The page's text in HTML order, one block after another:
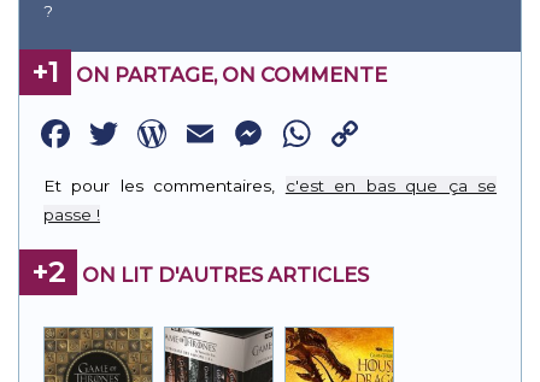
?
+1 ON PARTAGE, ON COMMENTE
Facebook
Twitter
WordPress
EmailMessenger
WhatsApp
Link
Et pour les commentaires, c'est en bas que ça se
passe !
+2 ON LIT D'AUTRES ARTICLES